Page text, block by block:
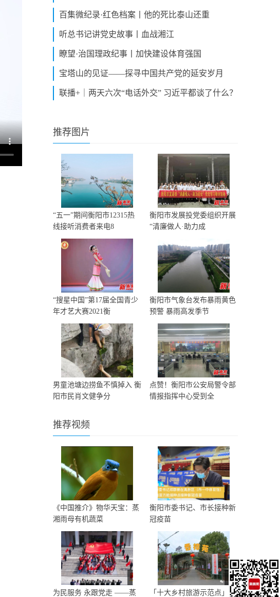
百集微纪录·红色档案丨他的死比泰山还重
听总书记讲党史故事丨血战湘江
瞭望·治国理政纪事丨加快建设体育强国
宝塔山的见证——探寻中国共产党的延安岁月
联播+｜两天六次“电话外交” 习近平都谈了什么？
推荐图片
“五一”期间衡阳市12315热
线接听消费者来电8
衡阳市发展投党委组织开展
“清廉做人·助力成
“搜星中国”第17届全国青少
年才艺大赛2021衡
衡阳市气象台发布暴雨黄色
预警 暴雨高发季节
男童池塘边捞鱼不慎掉入 衡
阳市民肖文健争分
点赞！衡阳市公安局警令部
情报指挥中心受到全
推荐视频
《中国推介》物华天宝：蒸
湘雨母有机蔬菜
衡阳市委书记、市长接种新
冠疫苗
为民服务 永跟党走 ——蒸 「十大乡村旅游示范点」推